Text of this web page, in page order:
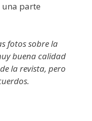
parte
fotos sobre la
buena calidad
la revista, pero